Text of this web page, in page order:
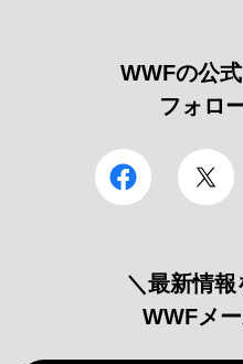
WWFの公
フォロ
facebook
＼最新情
WWFメ